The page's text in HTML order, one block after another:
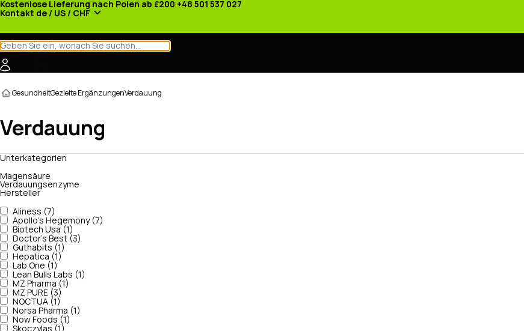
Kostenlose Lieferung nach Polen ab £200 +48 501 537 027
Kontakt de / US / CHF
GesundheitGezielte ErgänzungenVerdauung
Verdauung
Unterkategorien
Magensäure
Verdauungsenzyme
Hersteller
Aliness (7)
Apollo's Hegemony (7)
Biotech Usa (1)
Doctor's Best (3)
Guthabits (1)
Hepatica (1)
Lab One (1)
Lean Bulls Labs (1)
MZ Pharma (1)
MZ PURE (3)
NOCTUA (1)
Norsa Pharma (1)
Now Foods (1)
Skoczylas (1)